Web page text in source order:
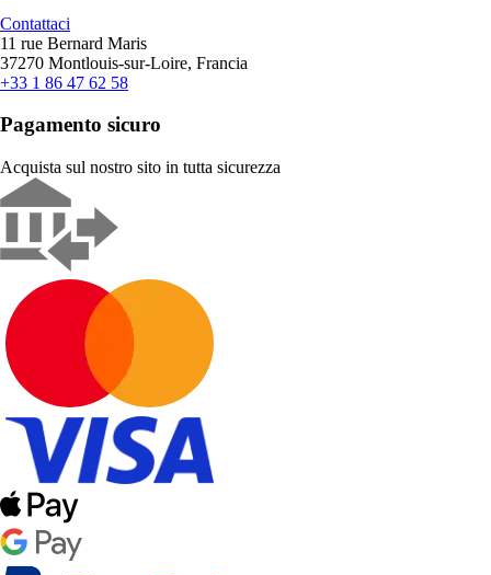
Contattaci
11 rue Bernard Maris
37270 Montlouis-sur-Loire, Francia
+33 1 86 47 62 58
Pagamento sicuro
Acquista sul nostro sito in tutta sicurezza